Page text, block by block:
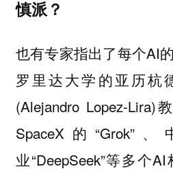
慎派？
也有专家指出了每个AI
罗里达大学的亚历杭
(Alejandro Lopez-Lira)
SpaceX的“Grok”
业“DeepSeek”等多个